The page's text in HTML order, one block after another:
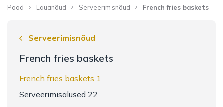
Pood Lauanõud Serveerimisnõud French fries baskets
Serveerimisnõud
French fries baskets
French fries baskets 1
Serveerimisalused 22